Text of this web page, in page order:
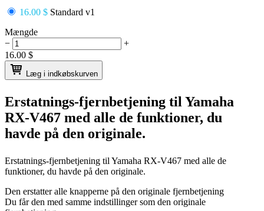
16.00 $ Standard v1
Mængde
−
+
16.00 $
Læg i indkøbskurven
Erstatnings-fjernbetjening til Yamaha
RX-V467 med alle de funktioner, du
havde på den originale.
Erstatnings-fjernbetjening til Yamaha RX-V467 med alle de
funktioner, du havde på den originale.
Den erstatter alle knapperne på den originale fjernbetjening
Du får den med samme indstillinger som den originale